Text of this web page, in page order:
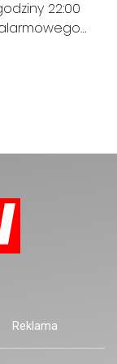
broń i
dla osób
22:00
od
z kobietą
Reklama